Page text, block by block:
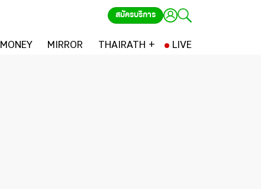
สมัครบริการ
MONEY MIRROR THAIRATH + LIVE